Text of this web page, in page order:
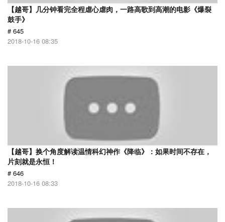
【越哥】几分钟看完全程虐心虐肉，一路高歌到高潮的电影《爆裂
鼓手》
# 645
2018-10-16 08:35
【越哥】换个角度解读温情科幻神作《降临》：如果时间不存在，
片刻就是永恒！
# 646
2018-10-16 08:33